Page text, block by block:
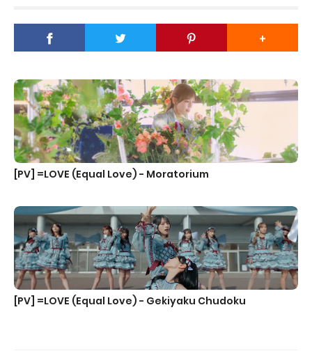
[PV] =LOVE (Equal Love) - Moratorium
[PV] =LOVE (Equal Love) - Gekiyaku Chudoku